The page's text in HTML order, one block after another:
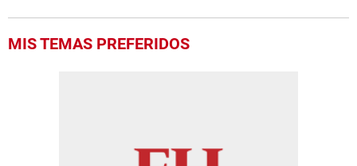
MIS TEMAS PREFERIDOS